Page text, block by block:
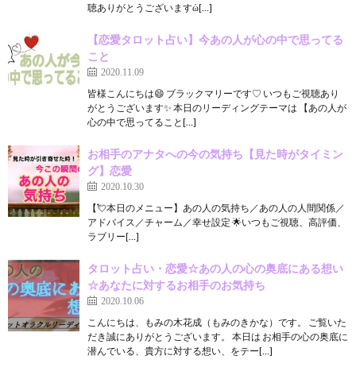
聴ありがとうございますὠ[…]
【恋愛タロット占い】今あの人が心の中で思ってる
こと
2020.11.09
皆様こんにちは😄 ブラックマリーです♡ いつもご視聴あり
がとうございます✨ 本日のリーディングテーマは 【あの人が
心の中で思ってること[…]
お相手のアナタへの今の気持ち【見た時がタイミン
グ】恋愛
2020.10.30
【💘本日のメニュー】あの人の気持ち／あの人の人間関係／
アドバイス／チャーム／幸せ設定 🌟いつもご視聴、高評価、
ラブリー[…]
タロット占い・恋愛☆あの人の心の奥底にある想い
☆あなたに対するお相手のお気持ち
2020.10.06
こんにちは、もみの木花成（もみのきかな）です。 ご覧いた
だき誠にありがとうございます。 本日は お相手の心の奥底に
潜んでいる、貴方に対する想い、をテー[…]